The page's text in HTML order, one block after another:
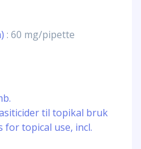
: 60 mg/pipette
til topikal bruk
for topical use, incl.